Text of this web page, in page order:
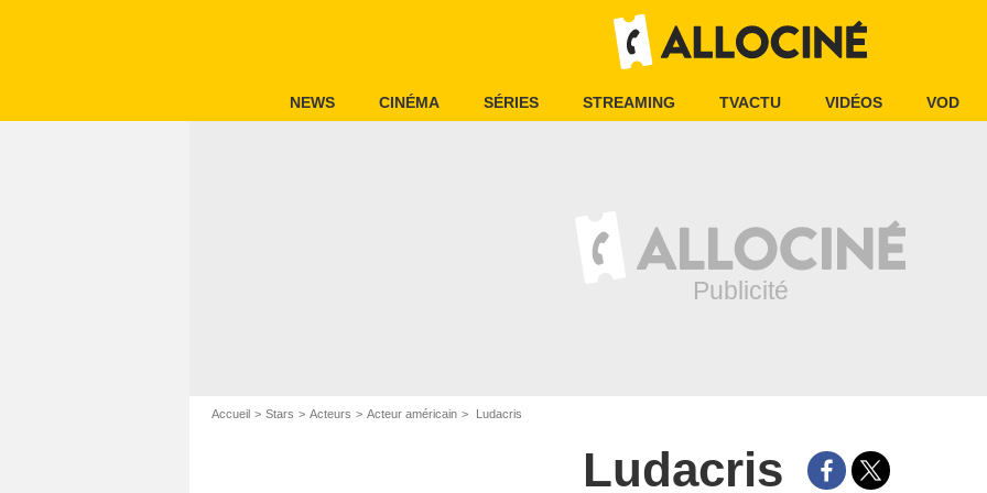
NEWS CINÉMA SÉRIES STREAMING TVACTU VIDÉOS VOD
Accueil Stars Acteurs Acteur américain Ludacris
Ludacris